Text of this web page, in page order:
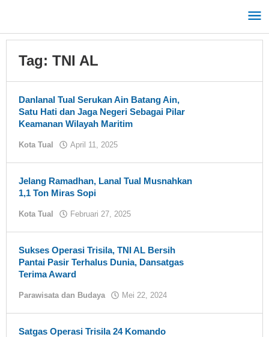
konten
Tag: TNI AL
Danlanal Tual Serukan Ain Batang Ain,
Satu Hati dan Jaga Negeri Sebagai Pilar
Keamanan Wilayah Maritim
Kota Tual April 11, 2025
Jelang Ramadhan, Lanal Tual Musnahkan
1,1 Ton Miras Sopi
Kota Tual Februari 27, 2025
Sukses Operasi Trisila, TNI AL Bersih
Pantai Pasir Terhalus Dunia, Dansatgas
Terima Award
Parawisata dan Budaya Mei 22, 2024
Satgas Operasi Trisila 24 Komando